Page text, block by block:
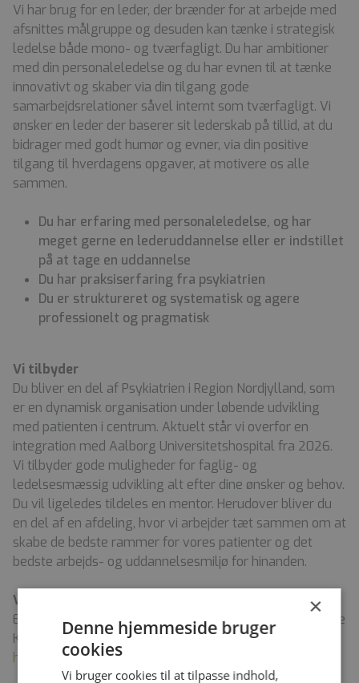
Vi har brug for en leder, der brænder for at arbejde med
afsnittes målgruppe og desuden kan tænke i strategisk
ledelse både mono- og tværfagligt. Du har ambitioner
med din personaleledelse og du har evnen til at tænke
innovativt og skaber via din tilgang gode
samarbejdsrelationer såvel internt som tværfagligt. Vi
ønsker en leder der baserer sit lederskab på tillid, at du
bidrager med godt humør og evner, via din positive
tilgang til hverdagens opgaver, at motivere os alle
sammen.
Du har erfaring med personaleledelse, og har
meget gerne en lederuddannelse eller er indstillet
på at tage en uddannelse
Du har praksiserfaring fra psykiatrien
Du er struktureret og systematisk og agere
professionelt og pragmatisk
Vi tilbyder
Du bliver en del af Psykiatrien i Region Nordjylland, som
er en dynamisk organisation under løbende udvikling
med patienten i centrum. Aktuelt står vi overfor en
integration med Aalborg Universitetshospital fra 2026.
Vi tilbyder gode muligheder for faglig- og
ledelsesmæssig udvikling alt efter dine ønsker og behov.
Du vil ligeledes tildeles en mentor. Herudover bliver du
en del af en afdeling, hvor vi arbejder tæt sammen om at
skabe de bedste rammer for vores patienter og det
bedste arbejds- og uddannelsesmiljø for hinanden.
Vil du vide mere
Er du velkommen til at kontakte Chefsygeplejerske Helle
K. Jakobsen tlf. 97 643863 eller via mail
h.jakobsen@rn.dk
×
Denne hjemmeside bruger
cookies
Vi bruger cookies til at tilpasse indhold,